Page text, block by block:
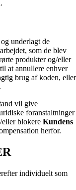
underlagt de
som de blev
produkter og/eller
at annullere enhver
brug af koden, eller
vil give
foranstaltninger
eller blokere Kundens
herfor.
individuelt som